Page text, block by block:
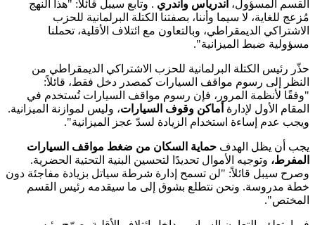
القسم المسؤول، أندرياس واندري . وتابع سيبل قائلاً: "هذا النهج
مُزعج للغاية، لا سيما وأننا، بصفتنا الكتلة البرلمانية للحزب
الاشتراكي الديمقراطي، وبالتعاون مع ائتلاف الأقلية، تحملنا
مسؤولية ضبط الميزانية".
حذّر رئيس الكتلة البرلمانية للحزب الاشتراكي الديمقراطي من
النظر إلى رسوم مواقف السيارات كمصدر دخل فقط، قائلاً:
"وفقًا لأنظمة المرور، فإن رسوم مواقف السيارات تُستخدم في
المقام الأول لإدارة أماكن وقوف السيارات، وليس لموازنة الميزانية.
ويجب عدم إساءة استخدام الزيادة لسدّ عجز الميزانية".
يجب أن يظل الهدف حماية السكان من ضغط مواقف السيارات
المفرط، وتوجيه الأموال تحديدًا لتحسين البنية التحتية الحضرية.
وصرح سيبل قائلاً: "لن تسمح إدارة شرطة سياتل بزيادة مفاجئة دون
خطة مدروسة. ونحن نتطلع بشوق إلى ما سيقدمه رئيس القسم
المختص".